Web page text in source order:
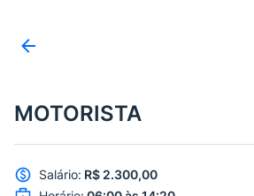
MOTORISTA
Salário: R$ 2.300,00